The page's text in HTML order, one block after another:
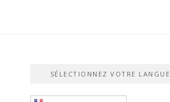
SÉLECTIONNEZ VOTRE LANGUE